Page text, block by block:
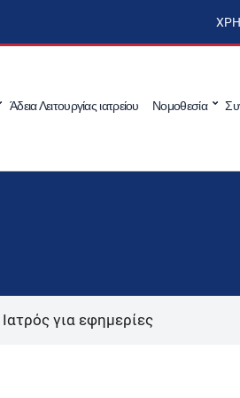
Άδεια Λειτουργίας ιατρείου Νομοθεσία
Ιατρός για εφημερίες